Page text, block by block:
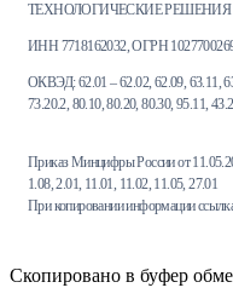
ТЕХНОЛОГИЧЕСКИЕ РЕШЕНИЯ
ИНН 7718162032, ОГРН
ОКВЭД: 62.01 – 62.02, 62.09, 63.11,
73.20.2, 80.10, 80.20, 80.30, 95.11,
Приказ Минцифры России от
1.08, 2.01, 11.01, 11.02, 11.05, 27.01
При копировании информации ссылка
Скопировано в буфер